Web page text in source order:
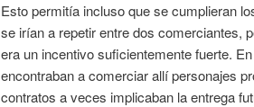
Esto permitía incluso que se cumplieran
se irían a repetir entre dos comerciantes,
era un incentivo suficientemente fuerte.
encontraban a comerciar allí personajes
contratos a veces implicaban la entrega